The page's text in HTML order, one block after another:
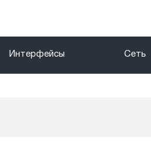
Интерфейсы Сеть